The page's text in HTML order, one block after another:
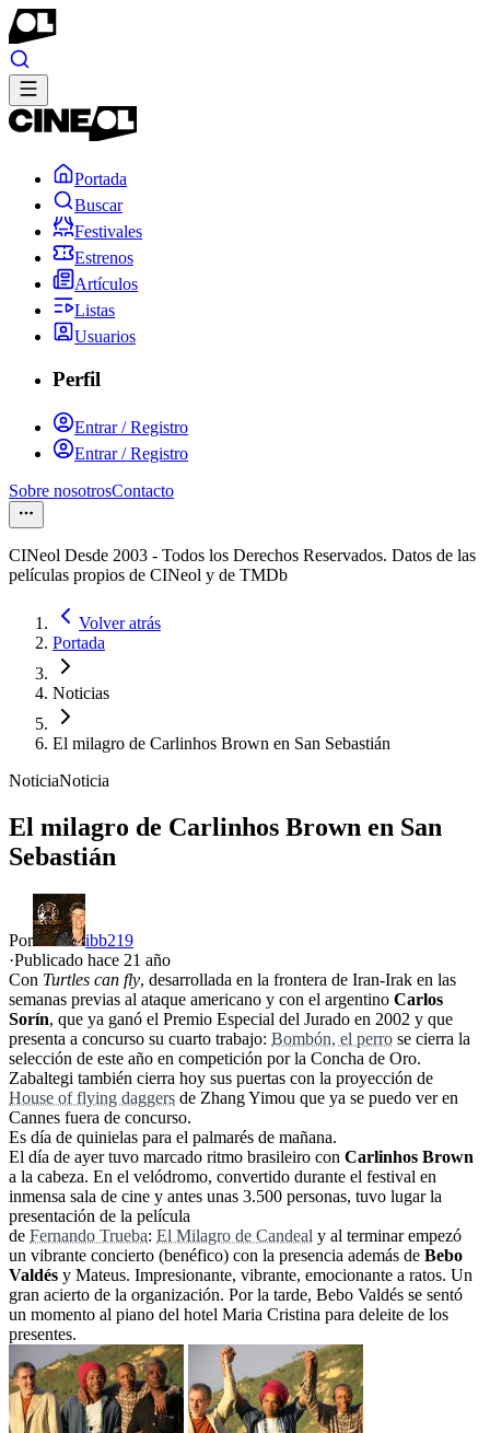
Portada
Buscar
Festivales
Estrenos
Artículos
Listas
Usuarios
Perfil
Entrar / Registro
Entrar / Registro
Sobre nosotrosContacto
CINeol Desde 2003 - Todos los Derechos Reservados. Datos de las
películas propios de CINeol y de TMDb
Volver atrás
Portada
Noticias
El milagro de Carlinhos Brown en San Sebastián
NoticiaNoticia
El milagro de Carlinhos Brown en San
Sebastián
Por
ibb219
·Publicado hace 21 año
Con Turtles can fly, desarrollada en la frontera de Iran-Irak en las
semanas previas al ataque americano y con el argentino Carlos
Sorín, que ya ganó el Premio Especial del Jurado en 2002 y que
presenta a concurso su cuarto trabajo: Bombón, el perro se cierra la
selección de este año en competición por la Concha de Oro.
Zabaltegi también cierra hoy sus puertas con la proyección de
House of flying daggers de Zhang Yimou que ya se puedo ver en
Cannes fuera de concurso.
Es día de quinielas para el palmarés de mañana.
El día de ayer tuvo marcado ritmo brasileiro con Carlinhos Brown
a la cabeza. En el velódromo, convertido durante el festival en
inmensa sala de cine y antes unas 3.500 personas, tuvo lugar la
presentación de la película
de Fernando Trueba: El Milagro de Candeal y al terminar empezó
un vibrante concierto (benéfico) con la presencia además de Bebo
Valdés y Mateus. Impresionante, vibrante, emocionante a ratos. Un
gran acierto de la organización. Por la tarde, Bebo Valdés se sentó
un momento al piano del hotel Maria Cristina para deleite de los
presentes.